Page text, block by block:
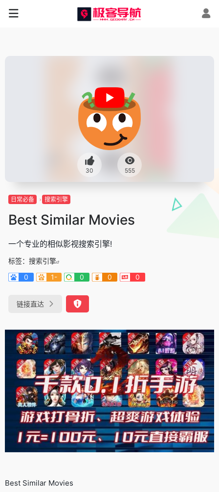
30 555
日常必备 搜索引擎
Best Similar Movies
一个专业的相似影视搜索引擎!
标签： 搜索引擎
0
1- 0 0 0
链接直达
Best Similar Movies